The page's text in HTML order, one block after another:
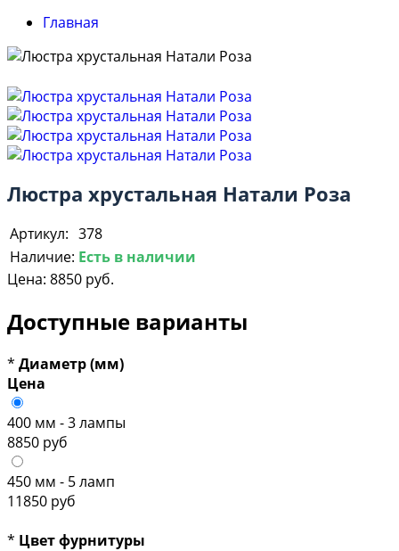
Главная
Люстра хрустальная Натали Роза
Артикул: 378
Наличие: Есть в наличии
Цена: 8850 руб.
Доступные варианты
* Диаметр (мм)
Цена
400 мм - 3 лампы
8850 руб
450 мм - 5 ламп
11850 руб
* Цвет фурнитуры